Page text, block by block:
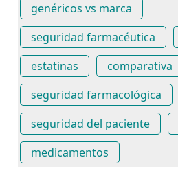
genéricos vs marca
seguridad farmacéutica
estatinas
comparativa
seguridad farmacológica
seguridad del paciente
medicamentos